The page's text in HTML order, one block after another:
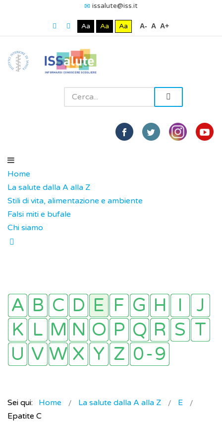
issalute@iss.it
Aa Aa Aa A- A A+
Home
La salute dalla A alla Z
Stili di vita, alimentazione e ambiente
Falsi miti e bufale
Chi siamo
Sei qui: Home La salute dalla A alla Z
E
Epatite C